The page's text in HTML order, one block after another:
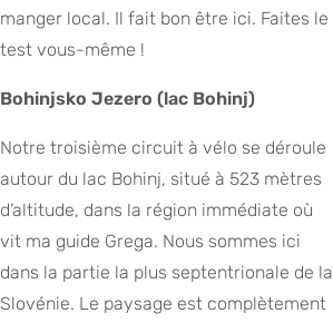
manger local. Il fait bon être ici. Faites le
test vous-même !
Bohinjsko Jezero (lac Bohinj)
Notre troisième circuit à vélo se déroule
autour du lac Bohinj, situé à 523 mètres
d’altitude, dans la région immédiate où
vit ma guide Grega. Nous sommes ici
dans la partie la plus septentrionale de la
Slovénie. Le paysage est complètement